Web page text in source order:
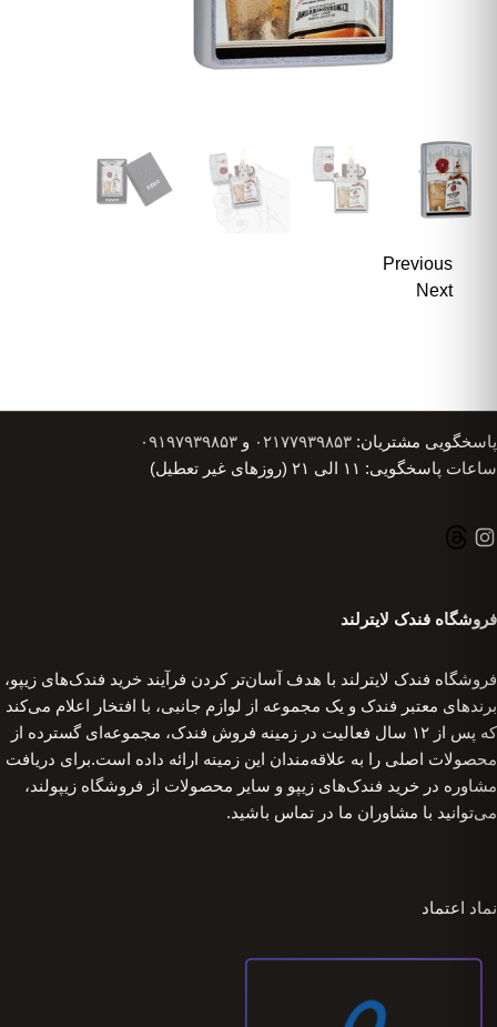
Previous
Next
پاسخگویی مشتریان: ۰۲۱۷۷۹۳۹۸۵۳ و ۰۹۱۹۷۹۳۹۸۵۳
ساعات پاسخگویی: ۱۱ الی ۲۱ (روزهای غیر تعطیل)
فروشگاه فندک لایترلند
فروشگاه فندک لایترلند با هدف آسان‌تر کردن فرآیند خرید فندک‌های زیپو،
برندهای معتبر فندک و یک مجموعه از لوازم جانبی، با افتخار اعلام می‌کند
که پس از ۱۲ سال فعالیت در زمینه فروش فندک، مجموعه‌ای گسترده از
محصولات اصلی را به علاقه‌مندان این زمینه ارائه داده است.برای دریافت
مشاوره در خرید فندک‌های زیپو و سایر محصولات از فروشگاه زیپولند،
می‌توانید با مشاوران ما در تماس باشید.
نماد اعتماد